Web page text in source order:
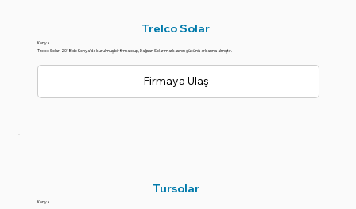
Trelco Solar
Konya
Trelco Solar, 2018'de Konya'da kurulmuş bir firma olup, Dağsan Solar markasının gücünü arkasına almıştır.
Firmaya Ulaş
Tursolar
Konya